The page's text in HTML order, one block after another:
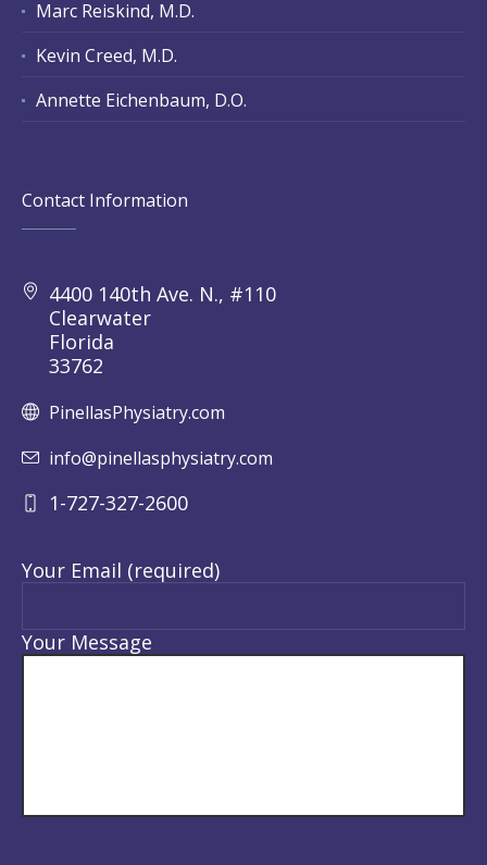
Marc Reiskind, M.D.
Kevin Creed, M.D.
Annette Eichenbaum, D.O.
Contact Information
4400 140th Ave. N., #110
Clearwater
Florida
33762
PinellasPhysiatry.com
info@pinellasphysiatry.com
1-727-327-2600
Your Email (required)
Your Message